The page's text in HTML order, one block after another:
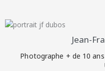
Jean-
Photographe + de 10